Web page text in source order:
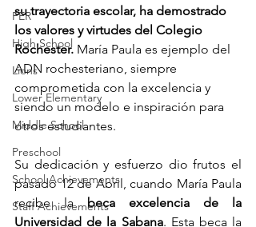
FER
High School
Lions
Lower Elementary
Middle School
Preschool
School Achievements
Staff Achievements
su trayectoria escolar, ha demostrado
los valores y virtudes del Colegio
Rochester. María Paula es ejemplo del
ADN rochesteriano, siempre
comprometida con la excelencia y
siendo un modelo e inspiración para
otros estudiantes.
Su dedicación y esfuerzo dio frutos el
pasado 12 de Abril, cuando María Paula
recibe la beca excelencia de la
Universidad de la Sabana. Esta beca la